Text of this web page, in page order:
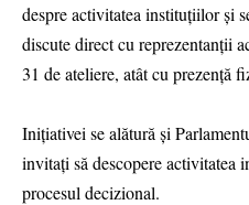
despre activitatea instituțiilor și
discute direct cu reprezentanții
31 de ateliere, atât cu prezență
Inițiativei se alătură și
invitați să descopere activitatea
procesul decizional.